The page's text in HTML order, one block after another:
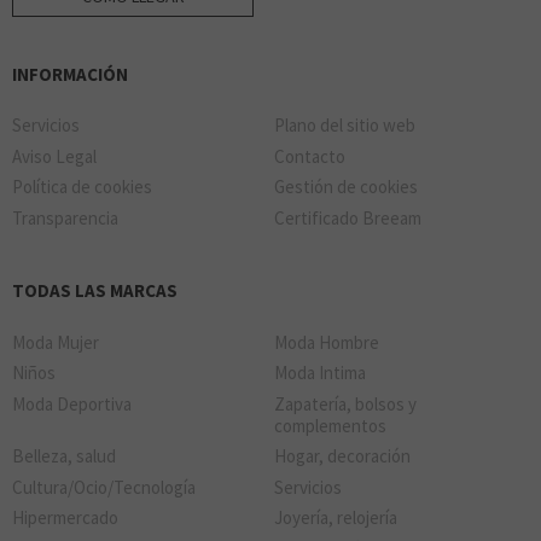
INFORMACIÓN
Servicios
Plano del sitio web
Aviso Legal
Contacto
Política de cookies
Gestión de cookies
Transparencia
Certificado Breeam
TODAS LAS MARCAS
Moda Mujer
Moda Hombre
Niños
Moda Intima
Moda Deportiva
Zapatería, bolsos y
complementos
Belleza, salud
Hogar, decoración
Cultura/Ocio/Tecnología
Servicios
Hipermercado
Joyería, relojería